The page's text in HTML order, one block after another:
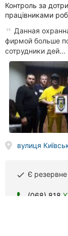
Контроль за
працівниками
Данная
фирмой больше
сотрудники дей...
вулиця
done Є
(068) 818